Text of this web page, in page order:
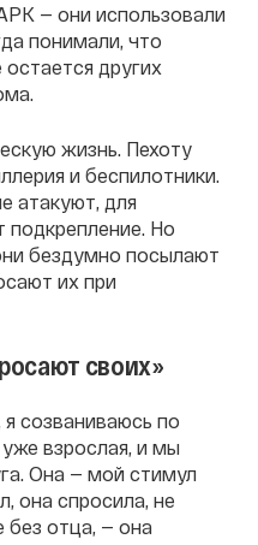
— они использовали
понимали, что
других
жизнь. Пехоту
и беспилотники.
атакуют, для
Но
бездумно посылают
их при
своих»
созваниваюсь по
взрослая, и мы
Она — мой стимул
она спросила, не
без отца, — она